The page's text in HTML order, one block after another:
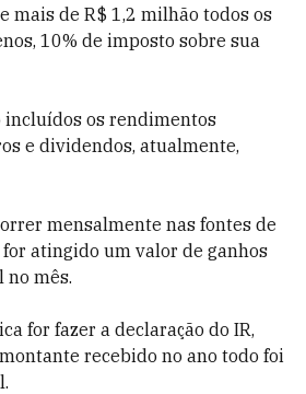
mais de R$ 1,2 milhão todos os
10% de imposto sobre sua
incluídos os rendimentos
e dividendos, atualmente,
mensalmente nas fontes de
atingido um valor de ganhos
no mês.
for fazer a declaração do IR,
recebido no ano todo foi